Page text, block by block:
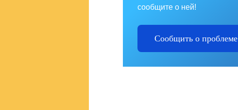
сообщите о ней!
Сообщить о проблеме